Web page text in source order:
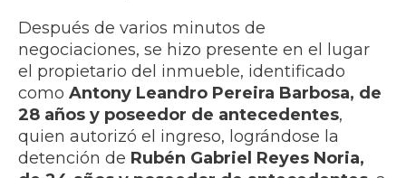
Después de varios minutos de
negociaciones, se hizo presente en el lugar
el propietario del inmueble, identificado
como Antony Leandro Pereira Barbosa, de
28 años y poseedor de antecedentes,
quien autorizó el ingreso, lográndose la
detención de Rubén Gabriel Reyes Noria,